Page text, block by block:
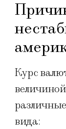
Курс
вида: